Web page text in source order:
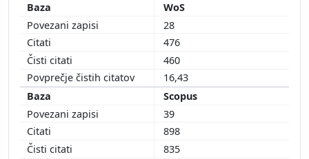
WoS
28
476
460
16,43
Scopus
39
898
835